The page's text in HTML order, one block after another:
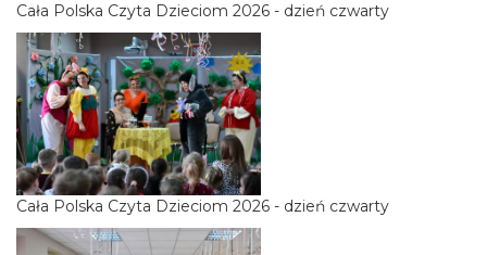
Cała Polska Czyta Dzieciom 2026 - dzień czwarty
Cała Polska Czyta Dzieciom 2026 - dzień czwarty